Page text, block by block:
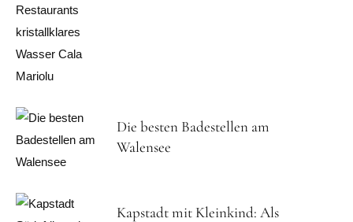
Die besten Badestellen am
Walensee
Kapstadt mit Kleinkind: Als